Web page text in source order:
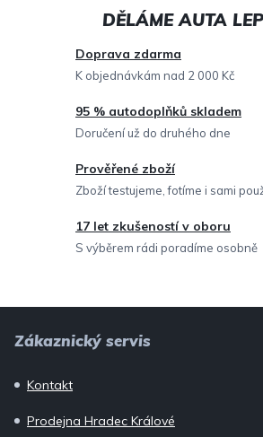
a
í
p
r
y
v
ý
Doprava zdarma
K objednávkám nad 2 000 Kč
95 % autodoplňků skladem
Doručení už do druhého dne
Prověřené zboží
Zboží testujeme, fotíme i sami
17 let zkušeností v oboru
S výběrem rádi poradíme osobně
Zákaznický servis
Kontakt
Prodejna Hradec Králové